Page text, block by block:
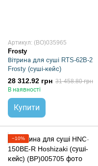
Артикул: (BO)035965
Frosty
Вітрина для суші RTS-62B-2
Frosty (суші-кейс)
28 312.92 грн 31 458.80 грн
В наявності
Купити
−10%